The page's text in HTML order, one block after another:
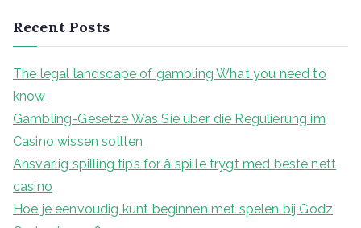
Recent Posts
The legal landscape of gambling What you need to
know
Gambling-Gesetze Was Sie über die Regulierung im
Casino wissen sollten
Ansvarlig spilling tips for å spille trygt med beste nett
casino
Hoe je eenvoudig kunt beginnen met spelen bij Godz